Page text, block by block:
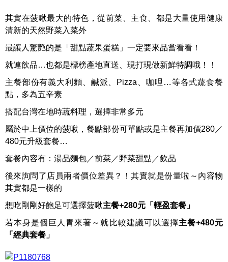
其實在菠啾最大的特色，從前菜、主食、都是大量使用健康
清新的天然野菜入菜外
最讓人驚艷的是「甜點蔬果蛋糕」一定要來品嘗看看！
就連飲品…也都是標榜產地直送、現打現做新鮮特調哦！！
主餐部份有義大利麵、鹹派、Pizza、咖哩…等各式蔬食餐
點，多為五辛素
搭配台灣在地時蔬料理，選擇非常多元
屬於中上價位的菠啾，餐點部份可單點或是主餐再加價280／
480元升級套餐…
套餐內容有：湯品麵包／前菜／野菜甜點／飲品
後來詢問了店員兩者價位差異？！其實就是份量啦～內容物
其實都是一樣的
想吃剛剛好飽足可選擇菠啾主餐+280元「輕盈套餐」
若本身是個巨人胃來著～就比較建議可以選擇主餐+480元
「經典套餐」